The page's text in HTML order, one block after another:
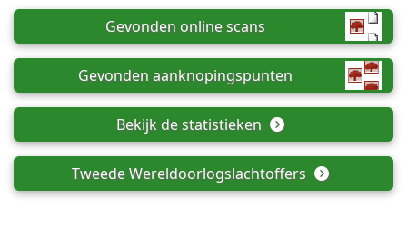
Gevonden online scans
Gevonden aanknopingspunten
Bekijk de statistieken
Tweede Wereldoorlogslachtoffers